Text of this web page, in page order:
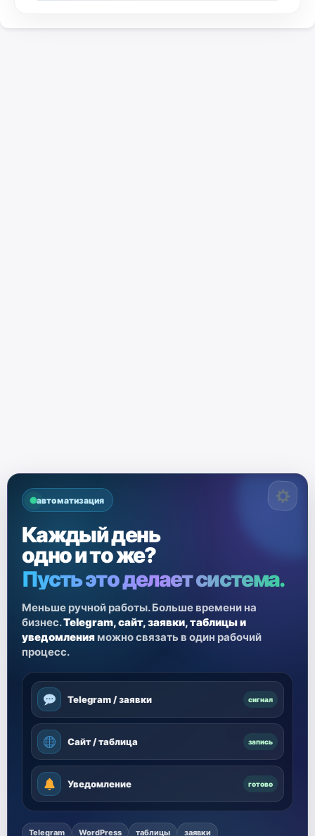
автоматизация
Каждый день
одно и то же?
Пусть это делает система.
Меньше ручной работы. Больше времени на
бизнес.Telegram, сайт, заявки, таблицы и
уведомления можно связать в один рабочий
процесс.
Telegram / заявки сигнал
Сайт / таблица запись
Уведомление готово
Telegram WordPress таблицы заявки